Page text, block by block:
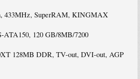
433MHz, SuperRAM, KINGMAX
120 GB/8MB/7200
128MB DDR, TV-out, DVI-out, AGP